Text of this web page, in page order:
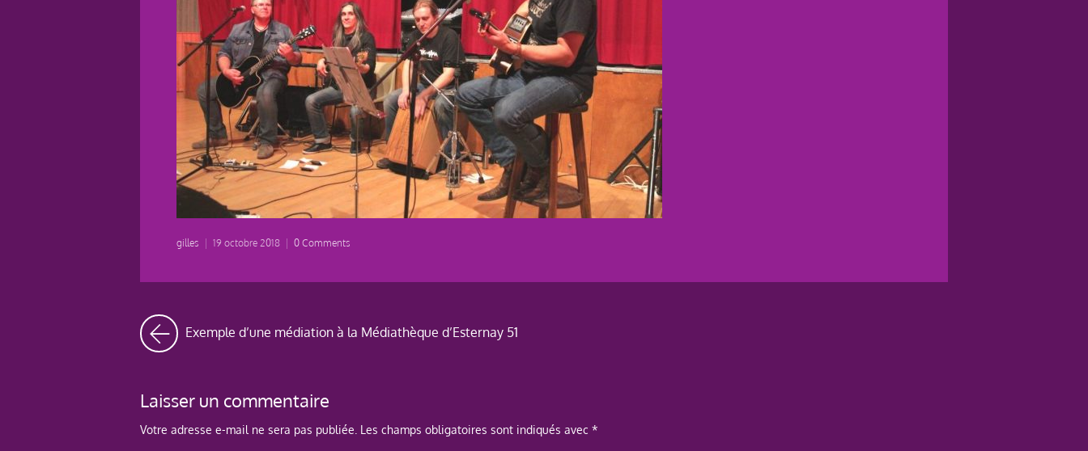
gilles 19 octobre 2018 0 Comments
Exemple d’une médiation à la Médiathèque d’Esternay 51
Laisser un commentaire
Votre adresse e-mail ne sera pas publiée. Les champs obligatoires sont indiqués avec *